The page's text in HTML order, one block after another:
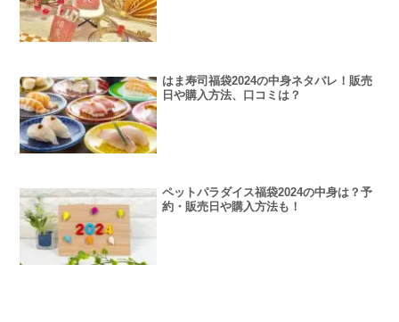
はま寿司福袋2024の中身ネタバレ！販売
日や購入方法、口コミは？
ペットパラダイス福袋2024の中身は？予
約・販売日や購入方法も！